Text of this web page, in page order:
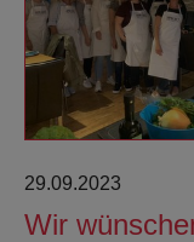
29.09.2023
Wir